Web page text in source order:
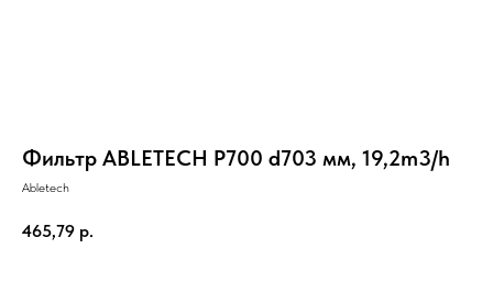
Фильтр ABLETECH P700 d703 мм, 19,2m3/h
Abletech
465,79 р.